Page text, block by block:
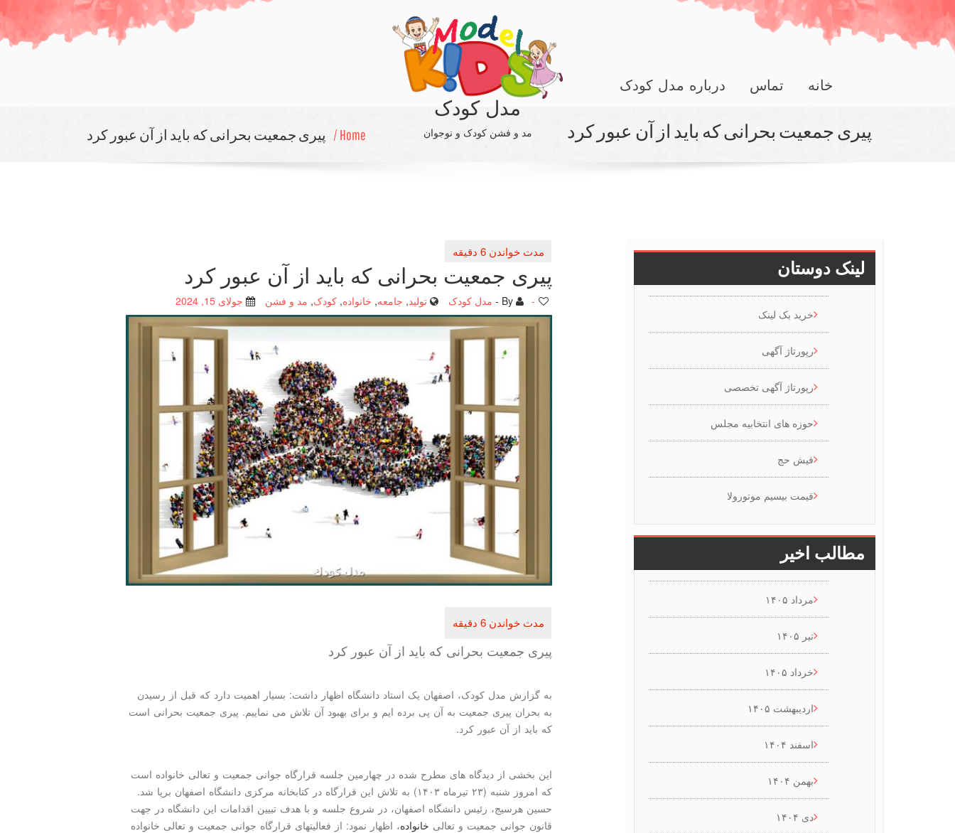
مدل کودک
مد و فشن کودک و نوجوان
خانه تماس درباره مدل کودک
Home / پیری جمعیت بحرانی که باید از آن عبور کرد پیری جمعیت بحرانی که باید از آن عبور کرد
پیری جمعیت بحرانی که باید از آن عبور کرد
مدل کودک تولید, جامعه, خانواده, کودک, مد و فشن جولای 15, 2024 -
پیری جمعیت بحرانی که باید از آن عبور کرد
به گزارش مدل کودک، اصفهان یک استاد دانشگاه اظهار داشت: بسیار اهمیت دارد که قبل از رسیدن
به بحران پیری جمعیت به آن پی برده ایم و برای بهبود آن تلاش می نماییم. پیری جمعیت بحرانی است
که باید از آن عبور کرد.
این بخشی از دیدگاه های مطرح شده در چهارمین جلسه قرارگاه جوانی جمعیت و تعالی خانواده است
که امروز شنبه (۲۳ تیرماه ۱۴۰۳) به تلاش این قرارگاه در کتابخانه مرکزی دانشگاه اصفهان برپا شد.
حسین هرسیج، رئیس دانشگاه اصفهان، در شروع جلسه و با هدف تبیین اقدامات این دانشگاه در جهت
قانون جوانی جمعیت و تعالی خانواده، اظهار نمود: از فعالیتهای قرارگاه جوانی جمعیت و تعالی خانواده
لینک دوستان
خرید بک لینک
رپورتاژ آگهی
رپورتاژ آگهی تخصصی
حوزه های انتخابیه مجلس
فیش حج
قیمت بیسیم موتورولا
مطالب اخیر
مرداد ۱۴۰۵
تیر ۱۴۰۵
خرداد ۱۴۰۵
اردیبهشت ۱۴۰۵
اسفند ۱۴۰۴
بهمن ۱۴۰۴
دی ۱۴۰۴